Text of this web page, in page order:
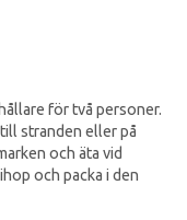
för två personer.
stranden eller på
och äta vid
och packa i den